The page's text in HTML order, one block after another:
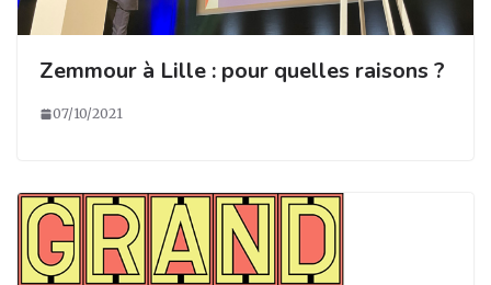
Zemmour à Lille : pour quelles raisons ?
07/10/2021